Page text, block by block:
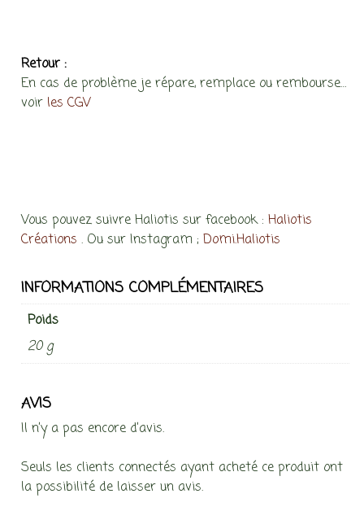
Retour :
En cas de problème je répare, remplace ou rembourse…
voir les CGV
Vous pouvez suivre Haliotis sur facebook :Haliotis
Créations . Ou sur Instagram ;Domi.Haliotis
INFORMATIONS COMPLÉMENTAIRES
Poids
20 g
AVIS
Il n’y a pas encore d’avis.
Seuls les clients connectés ayant acheté ce produit ont
la possibilité de laisser un avis.